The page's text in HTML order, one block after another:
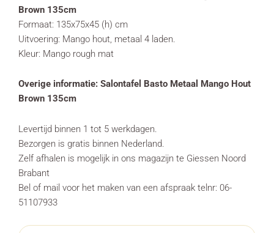
Brown 135cm
Formaat: 135x75x45 (h) cm
Uitvoering: Mango hout, metaal 4 laden.
Kleur: Mango rough mat
Overige informatie: Salontafel Basto Metaal Mango Hout
Brown 135cm
Levertijd binnen 1 tot 5 werkdagen.
Bezorgen is gratis binnen Nederland.
Zelf afhalen is mogelijk in ons magazijn te Giessen Noord
Brabant
Bel of mail voor het maken van een afspraak telnr: 06-
51107933
Salontafel